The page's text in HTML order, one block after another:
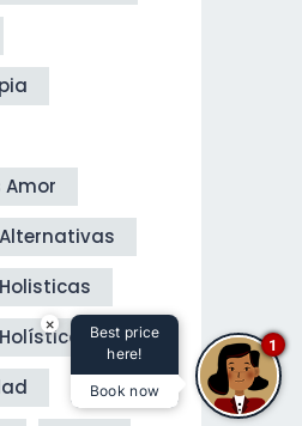
Amor
×
Best price
here!
Book now
1